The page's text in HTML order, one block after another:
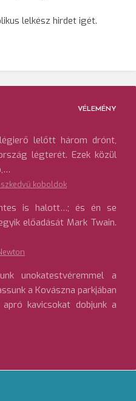
lelkész hirdet igét.
VÉLEMÉNY
lelőtt három drónt,
légterét. Ezek közül
koboldok
is halott…; és én se
előadását Mark Twain.
unokatestvéremmel a
a Kovászna parkjában
kavicsokat dobjunk a